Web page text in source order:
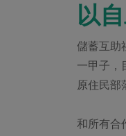
以
儲蓄互助
一甲子，
原住民部
和所有合